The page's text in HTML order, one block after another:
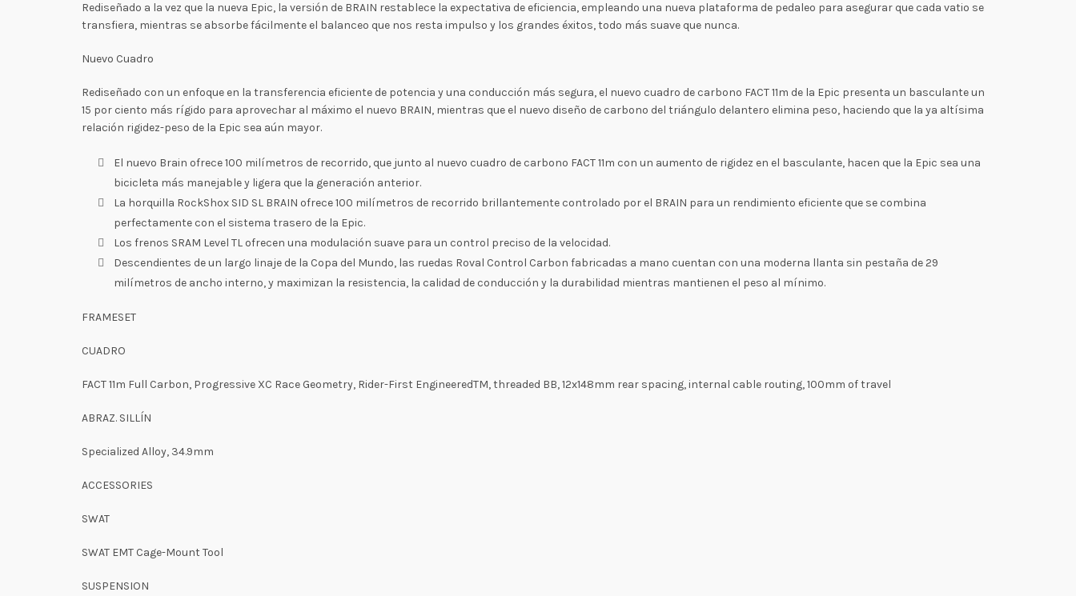
Rediseñado a la vez que la nueva Epic, la versión de BRAIN restablece la expectativa de eficiencia, empleando una nueva plataforma de pedaleo para asegurar que cada vatio se
transfiera, mientras se absorbe fácilmente el balanceo que nos resta impulso y los grandes éxitos, todo más suave que nunca.
Nuevo Cuadro
Rediseñado con un enfoque en la transferencia eficiente de potencia y una conducción más segura, el nuevo cuadro de carbono FACT 11m de la Epic presenta un basculante un
15 por ciento más rígido para aprovechar al máximo el nuevo BRAIN, mientras que el nuevo diseño de carbono del triángulo delantero elimina peso, haciendo que la ya altísima
relación rigidez-peso de la Epic sea aún mayor.
El nuevo Brain ofrece 100 milímetros de recorrido, que junto al nuevo cuadro de carbono FACT 11m con un aumento de rigidez en el basculante, hacen que la Epic sea una
bicicleta más manejable y ligera que la generación anterior.
La horquilla RockShox SID SL BRAIN ofrece 100 milímetros de recorrido brillantemente controlado por el BRAIN para un rendimiento eficiente que se combina
perfectamente con el sistema trasero de la Epic.
Los frenos SRAM Level TL ofrecen una modulación suave para un control preciso de la velocidad.
Descendientes de un largo linaje de la Copa del Mundo, las ruedas Roval Control Carbon fabricadas a mano cuentan con una moderna llanta sin pestaña de 29
milímetros de ancho interno, y maximizan la resistencia, la calidad de conducción y la durabilidad mientras mantienen el peso al mínimo.
FRAMESET
CUADRO
FACT 11m Full Carbon, Progressive XC Race Geometry, Rider-First EngineeredTM, threaded BB, 12x148mm rear spacing, internal cable routing, 100mm of travel
ABRAZ. SILLÍN
Specialized Alloy, 34.9mm
ACCESSORIES
SWAT
SWAT EMT Cage-Mount Tool
SUSPENSION